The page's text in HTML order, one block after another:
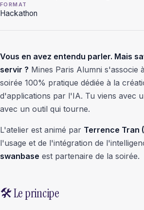
FORMAT
Hackathon
Vous en avez entendu parler. Mais
servir ? Mines Paris Alumni s'associe à
soirée 100% pratique dédiée à la
d'applications par l'IA. Tu viens avec
avec un outil qui tourne.
L'atelier est animé par Terrence Tran
l'usage et de l'intégration de
swanbase est partenaire de la soirée.
🛠 Le principe